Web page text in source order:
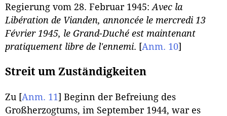
Regierung vom 28. Februar 1945:Avec la
Libération de Vianden, annoncée le mercredi 13
Février 1945, le Grand-Duché est maintenant
pratiquement libre de l'ennemi. [Anm. 10]
Streit um Zuständigkeiten
Zu [Anm. 11] Beginn der Befreiung des
Großherzogtums, im September 1944, war es